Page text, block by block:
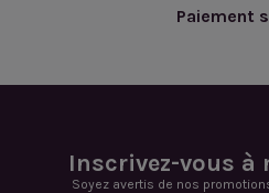
Paiement
Inscrivez-vous à
Soyez avertis de nos